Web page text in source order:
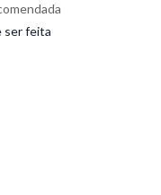
ser feita